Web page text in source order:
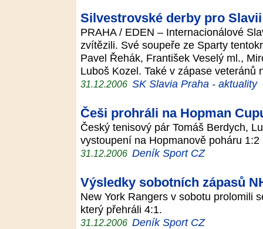
Silvestrovské derby pro Slavii
PRAHA / EDEN – Internacionálové
zvítězili. Své soupeře ze Sparty
Pavel Řehák, František Veselý ml.,
Luboš Kozel. Také v zápase veteránů
31.12.2006 SK Slavia Praha - aktuality
Češi prohráli na Hopman
Český tenisový pár Tomáš Berdych,
vystoupení na Hopmanově poháru
31.12.2006 Deník Sport CZ
Výsledky sobotních zápasů
New York Rangers v sobotu prolomili
který přehráli 4:1.
31.12.2006 Deník Sport CZ